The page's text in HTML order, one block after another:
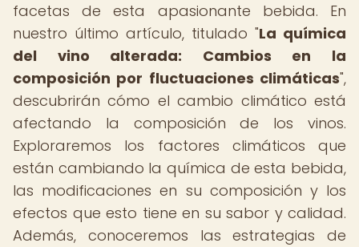
facetas de esta apasionante bebida. En
nuestro último artículo, titulado "La química
del vino alterada: Cambios en la
composición por fluctuaciones climáticas",
descubrirán cómo el cambio climático está
afectando la composición de los vinos.
Exploraremos los factores climáticos que
están cambiando la química de esta bebida,
las modificaciones en su composición y los
efectos que esto tiene en su sabor y calidad.
Además, conoceremos las estrategias de